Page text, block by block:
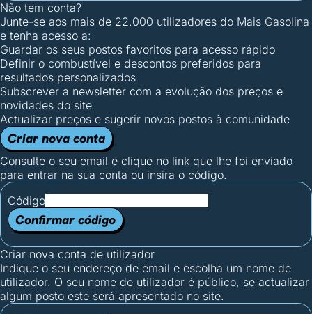
Não tem conta?
Junte-se aos mais de 22.000 utilizadores do Mais Gasolina
e tenha acesso a:
Guardar os seus postos favoritos para acesso rápido
Definir o combustível e descontos preferidos para
resultados personalizados
Subscrever a newsletter com a evolução dos preços e
novidades do site
Actualizar preços e sugerir novos postos à comunidade
Criar nova conta
Consulte o seu email e clique no link que lhe foi enviado
para entrar na sua conta ou insira o código.
Código
Confirmar código
Criar nova conta de utilizador
Indique o seu endereço de email e escolha um nome de
utilizador. O seu nome de utilizador é público, se actualizar
algum posto este será apresentado no site.